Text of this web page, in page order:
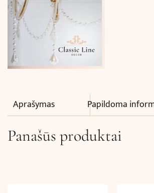
Aprašymas Papildoma
Panašūs produktai